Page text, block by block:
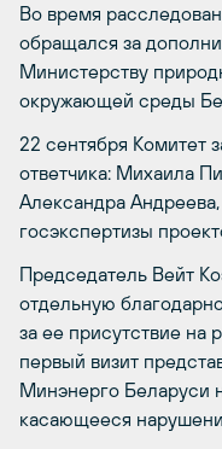
Во время
обращался за
Министерству
окружающей среды
22 сентября Комитет
ответчика: Михаила
Александра
госэкспертизы
Председатель Вейт
отдельную
за ее присутствие на
первый визит
Минэнерго Беларуси
касающееся